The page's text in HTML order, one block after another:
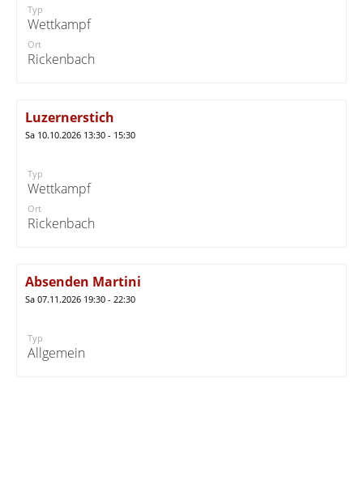
Typ
Wettkampf
Ort
Rickenbach
Luzernerstich
Sa 10.10.2026 13:30 - 15:30
Typ
Wettkampf
Ort
Rickenbach
Absenden Martini
Sa 07.11.2026 19:30 - 22:30
Typ
Allgemein